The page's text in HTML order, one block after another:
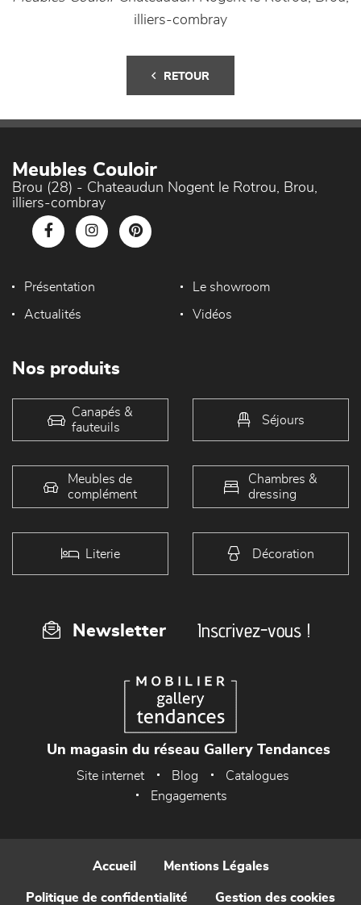
illiers-combray
RETOUR
Meubles Couloir
Brou (28) - Chateaudun Nogent le Rotrou, Brou,
illiers-combray
Présentation Le showroom
Actualités Vidéos
Nos produits
Canapés &
fauteuils
Séjours
Meubles de
complément
Chambres &
dressing
Literie Décoration
Newsletter Inscrivez-vous !
Un magasin du réseau Gallery Tendances
Site internet Blog
Catalogues
Engagements
Accueil Mentions Légales
Politique de confidentialité Gestion des cookies